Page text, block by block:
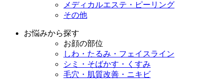
メディカルエステ・ピーリング
その他
お悩みから探す
お顔の部位
しわ・たるみ・フェイスライン
シミ・そばかす・くすみ
毛穴・肌質改善・ニキビ